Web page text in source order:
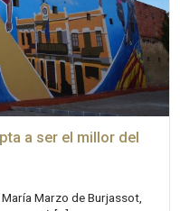
a ser el millor del
Marzo de Burjassot,